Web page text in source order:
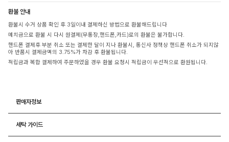
환불 안내
환불시 수거 상품 확인 후 3일이내 결제하신 방법으로 환불해드립니다
예치금으로 환불 시 다시 원결제(무통장,핸드폰,카드)로의 환불은 불가합니다.
핸드폰 결제후 부분 취소 또는 결제한 달이 지나 환불시, 통신사 정책상 핸드폰 취소가 되지않
아 반품시 결제금액의 3.75%가 차감 후 환불됩니다.
적립금과 복합 결제하여 주문하였을 경우 환불 요청시 적립금이 우선적으로 환원됩니다.
판매자정보
세탁 가이드